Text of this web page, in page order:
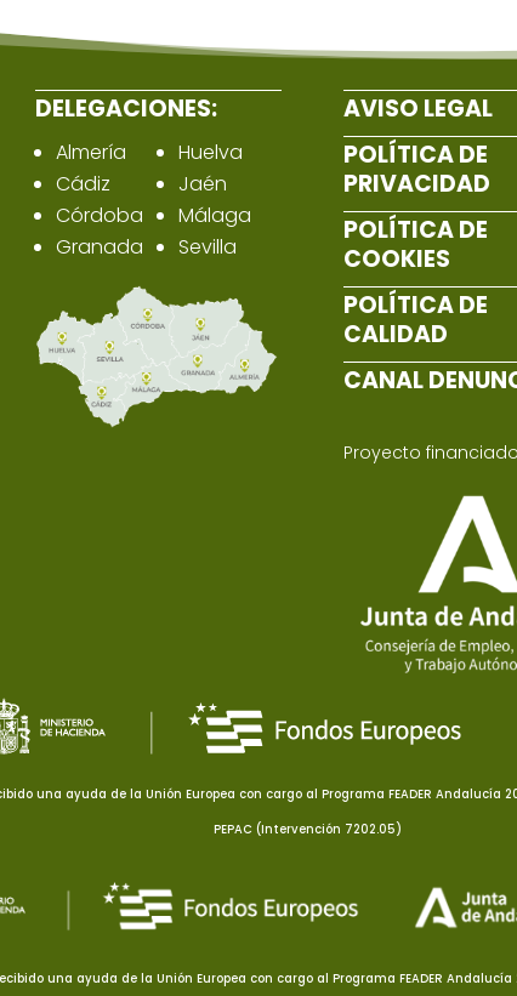
DELEGACIONES:
Almería
Cádiz
Córdoba
Granada
Huelva
Jaén
Málaga
Sevilla
AVISO LEGAL
POLÍTICA DE
PRIVACIDAD
POLÍTICA DE
COOKIES
POLÍTICA DE
CALIDAD
CANAL
Proyecto
una ayuda de la Unión Europea con cargo al Programa FEADER Andalucía
PEPAC (Intervención 7202.05)
una ayuda de la Unión Europea con cargo al Programa FEADER